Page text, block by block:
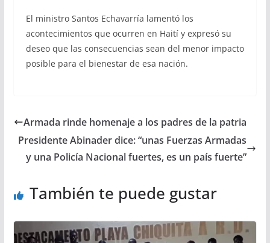
El ministro Santos Echavarría lamentó los
acontecimientos que ocurren en Haití y expresó su
deseo que las consecuencias sean del menor impacto
posible para el bienestar de esa nación.
Armada rinde homenaje a los padres de la patria
Presidente Abinader dice: “unas Fuerzas Armadas
y una Policía Nacional fuertes, es un país fuerte”
También te puede gustar